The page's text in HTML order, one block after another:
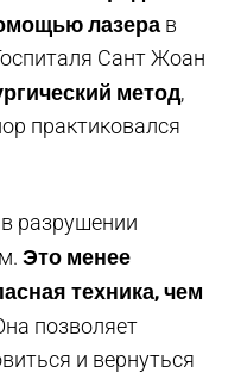
лазера в
Сант Жоан
метод,
практиковался
разрушении
Это менее
техника, чем
позволяет
и вернуться